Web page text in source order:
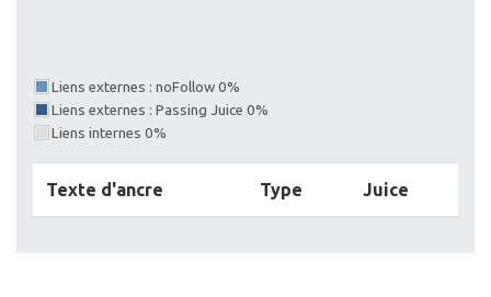
Liens externes : noFollow 0%
Liens externes : Passing Juice 0%
Liens internes 0%
Texte d'ancre Type Juice